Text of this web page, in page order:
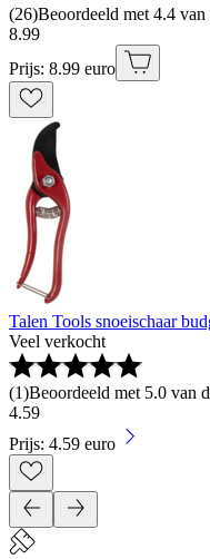
(26)Beoordeeld met 4.4
8.99
Prijs: 8.99 euro
Talen Tools snoeischaar
Veel verkocht
(1)Beoordeeld met 5.0 van
4.59
Prijs: 4.59 euro